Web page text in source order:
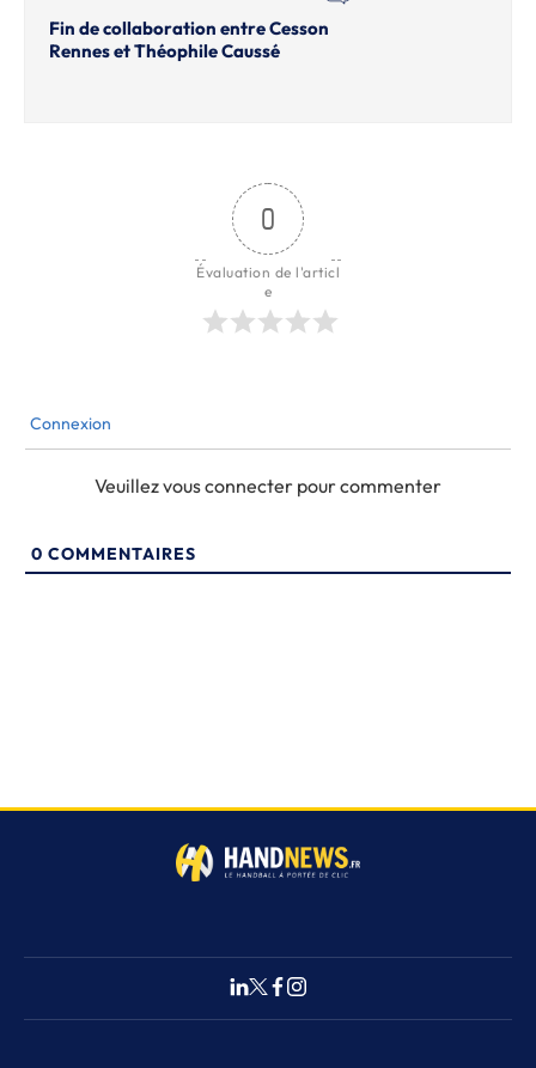
Fin de collaboration entre Cesson
Rennes et Théophile Caussé
0
Évaluation de l'articl
e
Connexion
Veuillez vous connecter pour commenter
0 COMMENTAIRES